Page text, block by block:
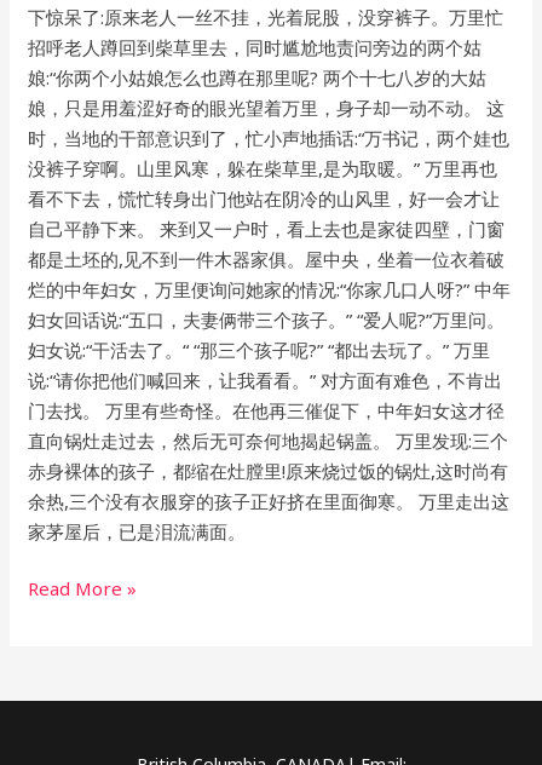
下惊呆了:原来老人一丝不挂，光着屁股，没穿裤子。万里忙
招呼老人蹲回到柴草里去，同时尴尬地责问旁边的两个姑
娘:“你两个小姑娘怎么也蹲在那里呢? 两个十七八岁的大姑
娘，只是用羞涩好奇的眼光望着万里，身子却一动不动。 这
时，当地的干部意识到了，忙小声地插话:“万书记，两个娃也
没裤子穿啊。山里风寒，躲在柴草里,是为取暖。” 万里再也
看不下去，慌忙转身出门他站在阴冷的山风里，好一会才让
自己平静下来。 来到又一户时，看上去也是家徒四壁，门窗
都是土坯的,见不到一件木器家俱。屋中央，坐着一位衣着破
烂的中年妇女，万里便询问她家的情况:“你家几口人呀?” 中年
妇女回话说:“五口，夫妻俩带三个孩子。” “爱人呢?”万里问。
妇女说:“干活去了。“ “那三个孩子呢?” “都出去玩了。” 万里
说:“请你把他们喊回来，让我看看。” 对方面有难色，不肯出
门去找。 万里有些奇怪。在他再三催促下，中年妇女这才径
直向锅灶走过去，然后无可奈何地揭起锅盖。 万里发现:三个
赤身裸体的孩子，都缩在灶膛里!原来烧过饭的锅灶,这时尚有
余热,三个没有衣服穿的孩子正好挤在里面御寒。 万里走出这
家茅屋后，已是泪流满面。
Read More »